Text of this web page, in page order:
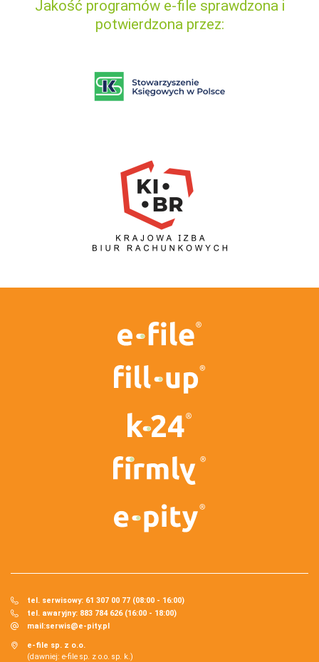
Jakość programów e-file sprawdzona i
potwierdzona przez:
tel. serwisowy: 61 307 00 77 (08:00 - 16:00)
tel. awaryjny: 883 784 626 (16:00 - 18:00)
mail:serwis@e-pity.pl
e-file sp. z o.o.
(dawniej: e-file sp. z o.o. sp. k.)